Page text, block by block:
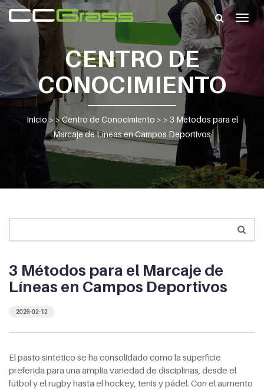
CENTRO DE
CONOCIMIENTO
Inicio> >Centro de Conocimiento > > 3 Métodos para el
Marcaje de Líneas en Campos Deportivos
3 Métodos para el Marcaje de
Líneas en Campos Deportivos
2026-02-12
El pasto sintético se ha consolidado como la superficie
preferida para una amplia variedad de disciplinas, desde el
fútbol y el rugby hasta el hockey, tenis y pádel. Con el aumento